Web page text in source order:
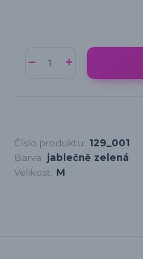
Číslo produktu: 129_001
Barva: jablečně zelená
Velikost: M